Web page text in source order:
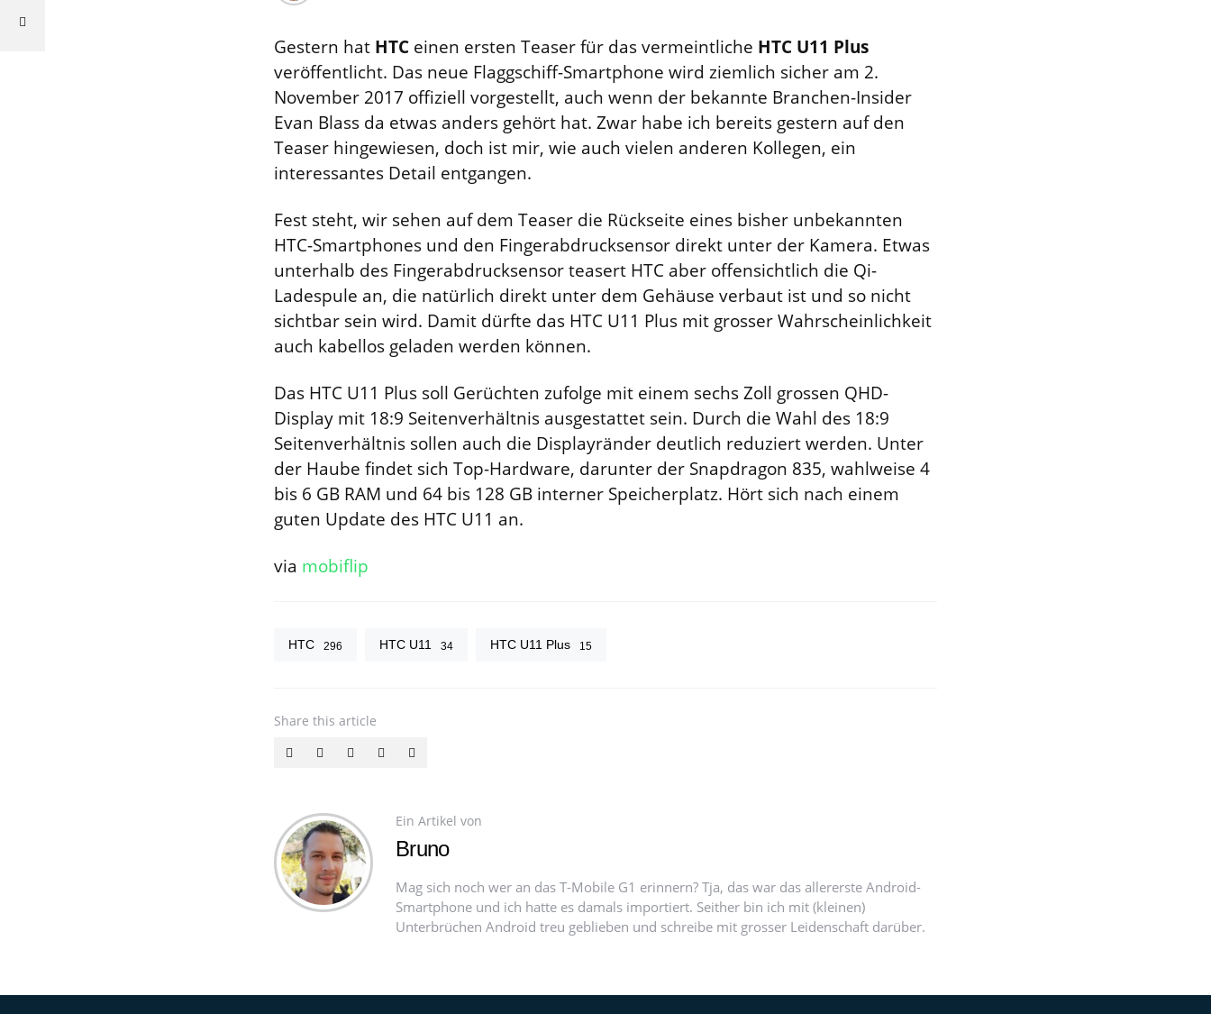
Gestern hat HTC einen ersten Teaser für das vermeintliche HTC U11 Plus
veröffentlicht. Das neue Flaggschiff-Smartphone wird ziemlich sicher am 2.
November 2017 offiziell vorgestellt, auch wenn der bekannte Branchen-Insider
Evan Blass da etwas anders gehört hat. Zwar habe ich bereits gestern auf den
Teaser hingewiesen, doch ist mir, wie auch vielen anderen Kollegen, ein
interessantes Detail entgangen.
Fest steht, wir sehen auf dem Teaser die Rückseite eines bisher unbekannten
HTC-Smartphones und den Fingerabdrucksensor direkt unter der Kamera. Etwas
unterhalb des Fingerabdrucksensor teasert HTC aber offensichtlich die Qi-
Ladespule an, die natürlich direkt unter dem Gehäuse verbaut ist und so nicht
sichtbar sein wird. Damit dürfte das HTC U11 Plus mit grosser Wahrscheinlichkeit
auch kabellos geladen werden können.
Das HTC U11 Plus soll Gerüchten zufolge mit einem sechs Zoll grossen QHD-
Display mit 18:9 Seitenverhältnis ausgestattet sein. Durch die Wahl des 18:9
Seitenverhältnis sollen auch die Displayränder deutlich reduziert werden. Unter
der Haube findet sich Top-Hardware, darunter der Snapdragon 835, wahlweise 4
bis 6 GB RAM und 64 bis 128 GB interner Speicherplatz. Hört sich nach einem
guten Update des HTC U11 an.
via mobiflip
HTC 296 HTC U11 34 HTC U11 Plus 15
Share this article
Ein Artikel von
Bruno
Mag sich noch wer an das T-Mobile G1 erinnern? Tja, das war das allererste Android-
Smartphone und ich hatte es damals importiert. Seither bin ich mit (kleinen)
Unterbrüchen Android treu geblieben und schreibe mit grosser Leidenschaft darüber.